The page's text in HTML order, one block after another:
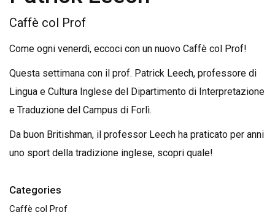
Caffè col Prof
Come ogni venerdì, eccoci con un nuovo Caffè col Prof!
Questa settimana con il prof. Patrick Leech, professore di
Lingua e Cultura Inglese del Dipartimento di Interpretazione
e Traduzione del Campus di Forlì.
Da buon Britishman, il professor Leech ha praticato per anni
uno sport della tradizione inglese, scopri quale!
Categories
Caffè col Prof